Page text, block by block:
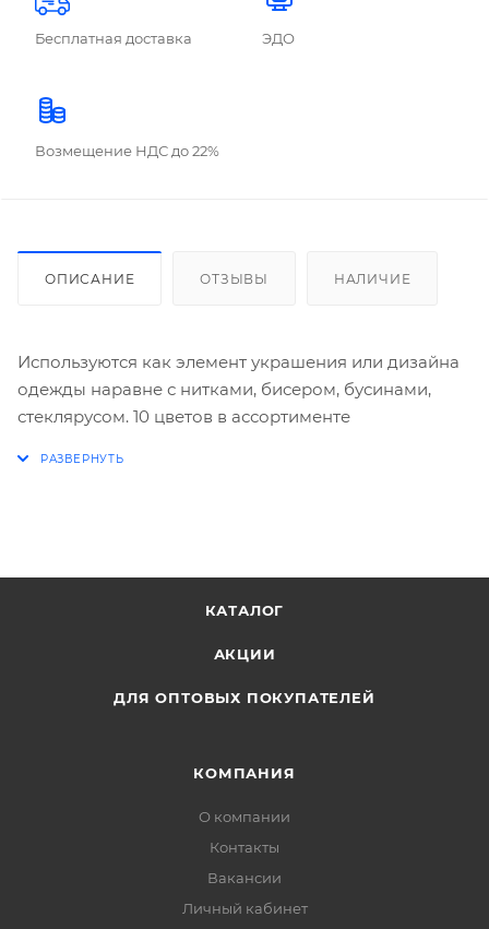
Бесплатная доставка ЭДО
Возмещение НДС до 22%
ОПИСАНИЕ ОТЗЫВЫ НАЛИЧИЕ
Используются как элемент украшения или дизайна
одежды наравне с нитками, бисером, бусинами,
стеклярусом. 10 цветов в ассортименте
КАТАЛОГ
АКЦИИ
ДЛЯ ОПТОВЫХ ПОКУПАТЕЛЕЙ
КОМПАНИЯ
О компании
Контакты
Вакансии
Личный кабинет